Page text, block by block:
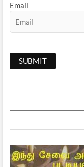
Email